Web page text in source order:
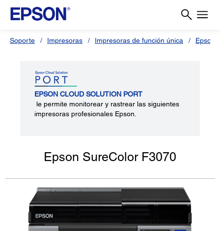
Soporte Impresoras Impresoras de función única Epson
EPSON CLOUD SOLUTION PORT
le permite monitorear y rastrear las siguientes
impresoras profesionales Epson.
Epson SureColor F3070